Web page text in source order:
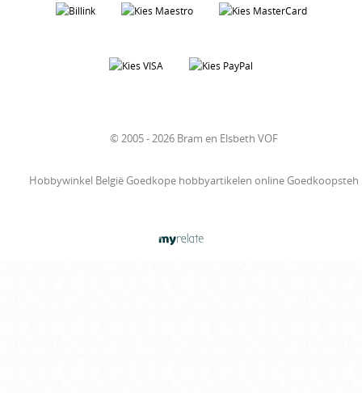
© 2005 - 2026 Bram en Elsbeth VOF
Hobbywinkel België Goedkope hobbyartikelen online Goedkoopsteh